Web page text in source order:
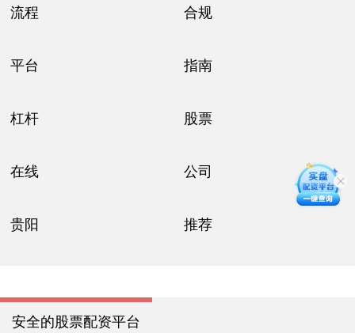
流程 合规
平台 指南
杠杆 股票
在线 公司
贵阳 推荐
安全的股票配资平台